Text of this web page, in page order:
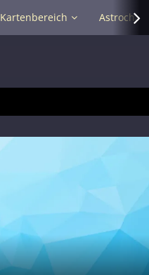
Kartenbereich Astrochat